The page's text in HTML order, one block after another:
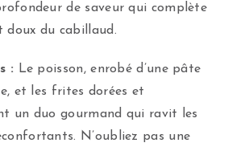
de saveur qui complète
du cabillaud.
:
Le poisson, enrobé d’une pâte
et les frites dorées et
un duo gourmand qui ravit les
N’oubliez pas une